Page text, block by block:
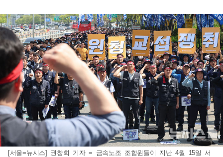
[서울=뉴시스] 권창회 기자 = 금속노조 조합원들이 지난 4월 15일 서